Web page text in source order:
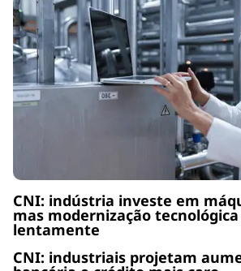
CNI: indústria investe em
mas modernização
lentamente
CNI: industriais projetam